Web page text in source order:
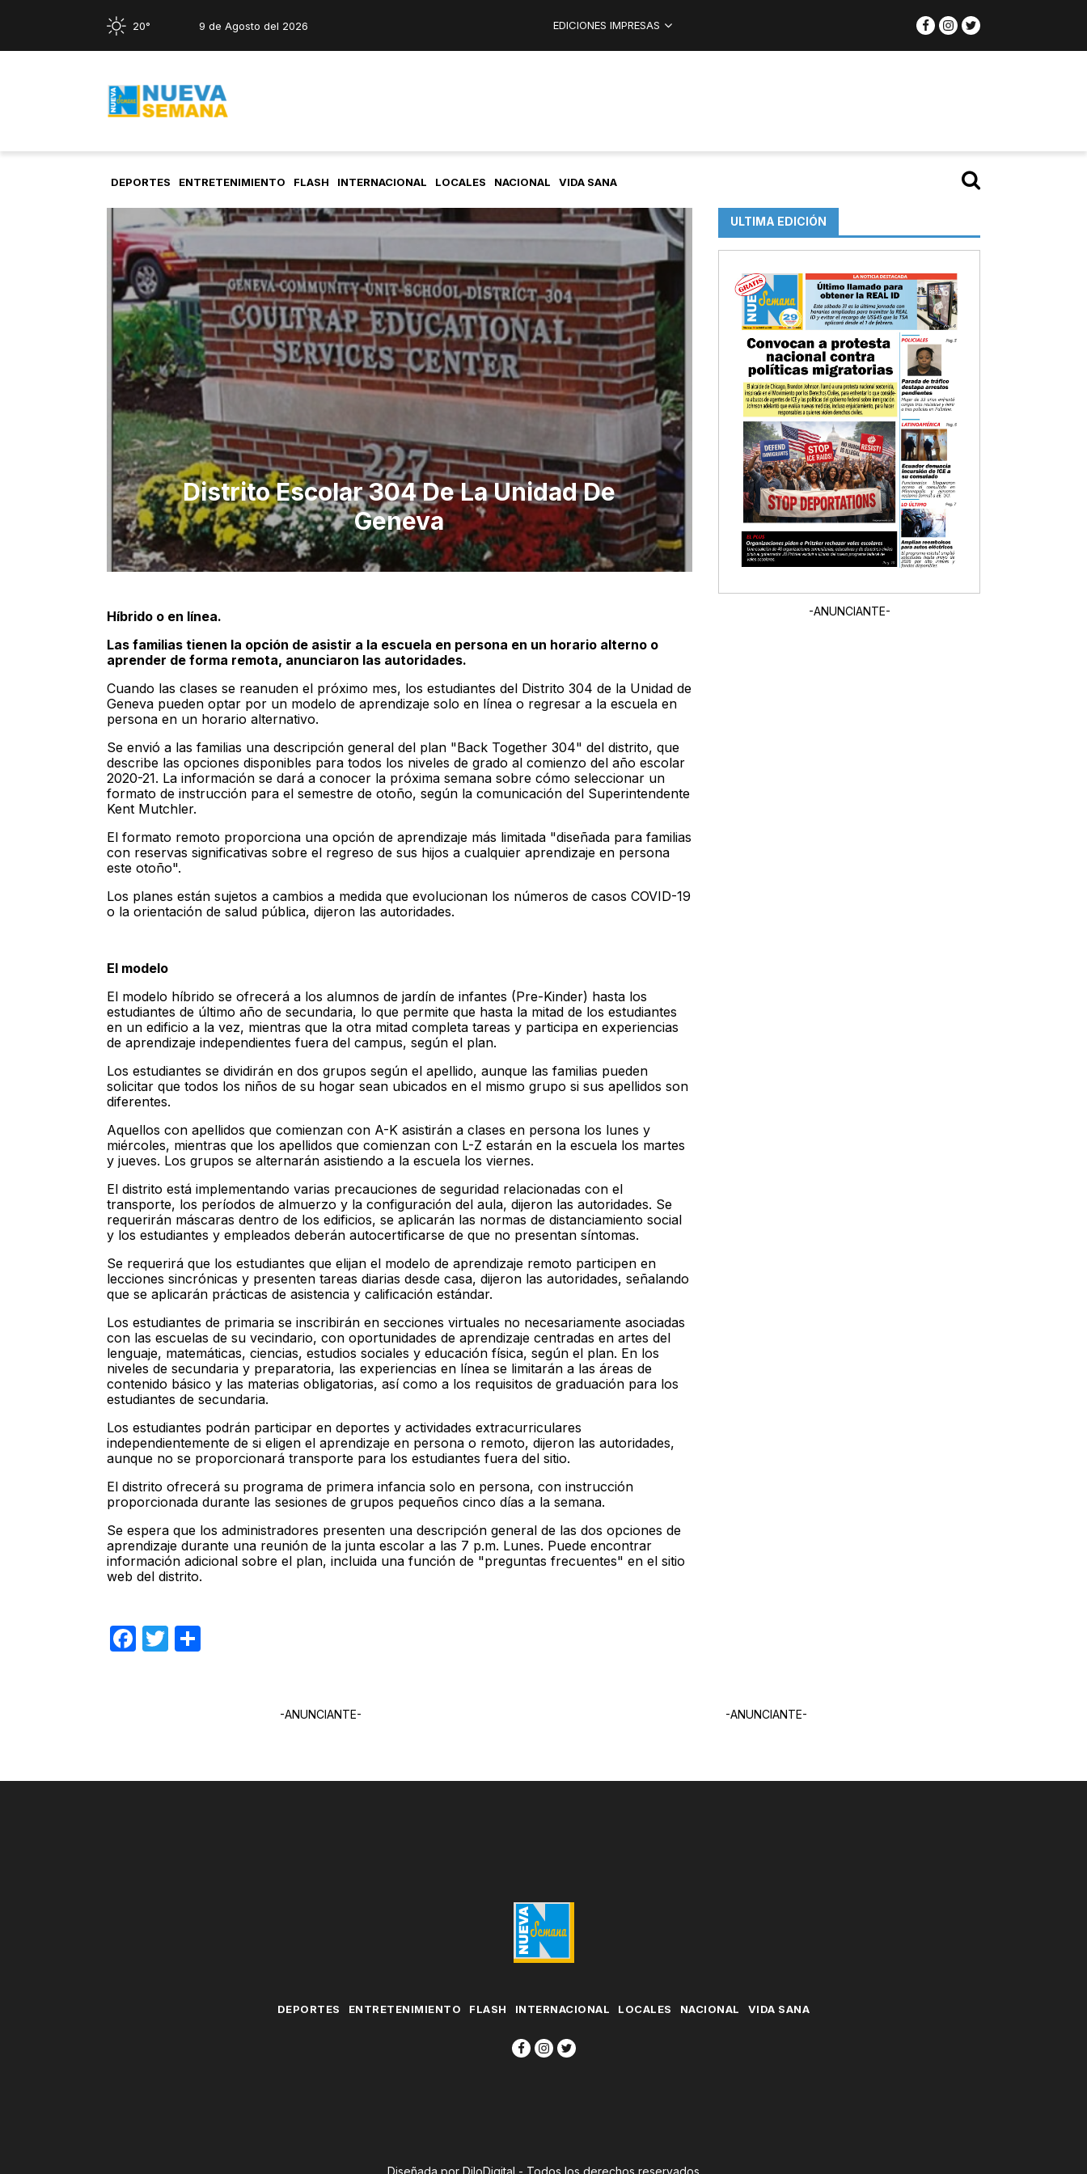
20° 9 de Agosto del 2026 EDICIONES IMPRESAS
DEPORTES ENTRETENIMIENTO FLASH INTERNACIONAL LOCALES NACIONAL VIDA SANA
Distrito Escolar 304 De La Unidad De
Geneva
Híbrido o en línea.
Las familias tienen la opción de asistir a la escuela en persona en un horario alterno o
aprender de forma remota, anunciaron las autoridades.
Cuando las clases se reanuden el próximo mes, los estudiantes del Distrito 304 de la Unidad de
Geneva pueden optar por un modelo de aprendizaje solo en línea o regresar a la escuela en
persona en un horario alternativo.
Se envió a las familias una descripción general del plan "Back Together 304" del distrito, que
describe las opciones disponibles para todos los niveles de grado al comienzo del año escolar
2020-21. La información se dará a conocer la próxima semana sobre cómo seleccionar un
formato de instrucción para el semestre de otoño, según la comunicación del Superintendente
Kent Mutchler.
El formato remoto proporciona una opción de aprendizaje más limitada "diseñada para familias
con reservas significativas sobre el regreso de sus hijos a cualquier aprendizaje en persona
este otoño".
Los planes están sujetos a cambios a medida que evolucionan los números de casos COVID-19
o la orientación de salud pública, dijeron las autoridades.
El modelo
El modelo híbrido se ofrecerá a los alumnos de jardín de infantes (Pre-Kinder) hasta los
estudiantes de último año de secundaria, lo que permite que hasta la mitad de los estudiantes
en un edificio a la vez, mientras que la otra mitad completa tareas y participa en experiencias
de aprendizaje independientes fuera del campus, según el plan.
Los estudiantes se dividirán en dos grupos según el apellido, aunque las familias pueden
solicitar que todos los niños de su hogar sean ubicados en el mismo grupo si sus apellidos son
diferentes.
Aquellos con apellidos que comienzan con A-K asistirán a clases en persona los lunes y
miércoles, mientras que los apellidos que comienzan con L-Z estarán en la escuela los martes
y jueves. Los grupos se alternarán asistiendo a la escuela los viernes.
El distrito está implementando varias precauciones de seguridad relacionadas con el
transporte, los períodos de almuerzo y la configuración del aula, dijeron las autoridades. Se
requerirán máscaras dentro de los edificios, se aplicarán las normas de distanciamiento social
y los estudiantes y empleados deberán autocertificarse de que no presentan síntomas.
Se requerirá que los estudiantes que elijan el modelo de aprendizaje remoto participen en
lecciones sincrónicas y presenten tareas diarias desde casa, dijeron las autoridades, señalando
que se aplicarán prácticas de asistencia y calificación estándar.
Los estudiantes de primaria se inscribirán en secciones virtuales no necesariamente asociadas
con las escuelas de su vecindario, con oportunidades de aprendizaje centradas en artes del
lenguaje, matemáticas, ciencias, estudios sociales y educación física, según el plan. En los
niveles de secundaria y preparatoria, las experiencias en línea se limitarán a las áreas de
contenido básico y las materias obligatorias, así como a los requisitos de graduación para los
estudiantes de secundaria.
Los estudiantes podrán participar en deportes y actividades extracurriculares
independientemente de si eligen el aprendizaje en persona o remoto, dijeron las autoridades,
aunque no se proporcionará transporte para los estudiantes fuera del sitio.
El distrito ofrecerá su programa de primera infancia solo en persona, con instrucción
proporcionada durante las sesiones de grupos pequeños cinco días a la semana.
Se espera que los administradores presenten una descripción general de las dos opciones de
aprendizaje durante una reunión de la junta escolar a las 7 p.m. Lunes. Puede encontrar
información adicional sobre el plan, incluida una función de "preguntas frecuentes" en el sitio
web del distrito.
Facebook
Twitter
ULTIMA EDICIÓN
-ANUNCIANTE-
-ANUNCIANTE- -ANUNCIANTE-
DEPORTES ENTRETENIMIENTO FLASH INTERNACIONAL LOCALES NACIONAL VIDA SANA